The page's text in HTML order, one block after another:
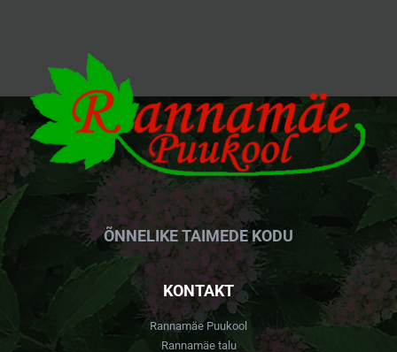
ÕNNELIKE TAIMEDE KODU
KONTAKT
Rannamäe Puukool
Rannamäe talu